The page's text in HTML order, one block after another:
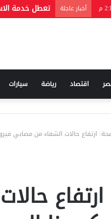
أخبار عاجلة
اقتصاد رياضة سيارات
ارتفاع حالات الشفاء من مصابي فيروس كورونا إلى 136889